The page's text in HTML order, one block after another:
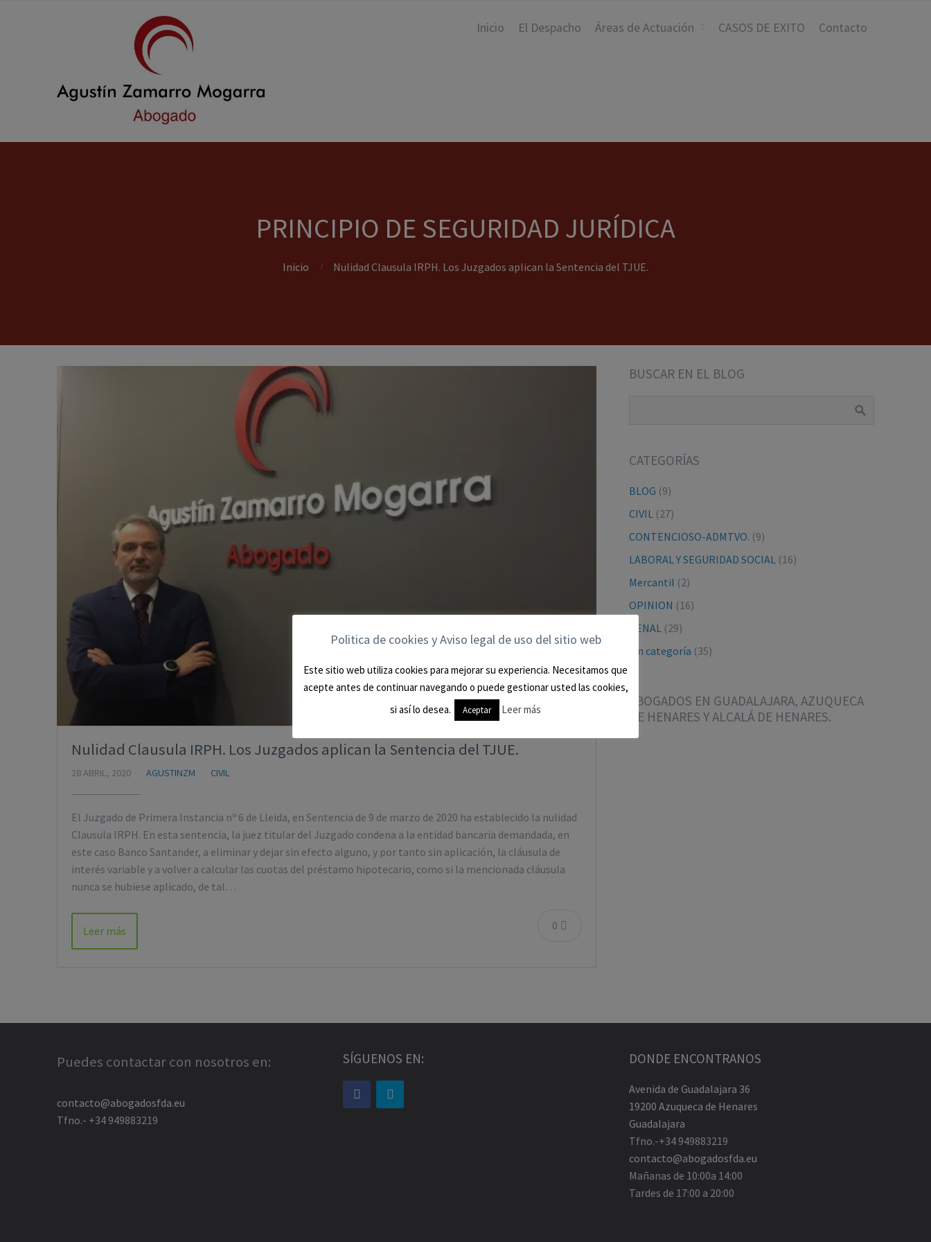
Inicio El Despacho Áreas de Actuación CASOS DE EXITO Contacto
PRINCIPIO DE SEGURIDAD JURÍDICA
Inicio Nulidad Clausula IRPH. Los Juzgados aplican la Sentencia del TJUE.
Nulidad Clausula IRPH. Los Juzgados aplican la Sentencia del TJUE.
28 ABRIL, 2020 AGUSTINZM CIVIL
El Juzgado de Primera Instancia nº 6 de Lleida, en Sentencia de 9 de marzo de 2020 ha establecido la nulidad
Clausula IRPH. En esta sentencia, la juez titular del Juzgado condena a la entidad bancaria demandada, en
este caso Banco Santander, a eliminar y dejar sin efecto alguno, y por tanto sin aplicación, la cláusula de
interés variable y a volver a calcular las cuotas del préstamo hipotecario, como si la mencionada cláusula
nunca se hubiese aplicado, de tal…
0
Leer más
BUSCAR EN EL BLOG
CATEGORÍAS
BLOG (9)
CIVIL(27)
CONTENCIOSO-ADMTVO. (9)
LABORAL Y SEGURIDAD SOCIAL(16)
Mercantil (2)
OPINION (16)
PENAL(29)
Sin categoría (35)
ABOGADOS EN GUADALAJARA, AZUQUECA
DE HENARES Y ALCALÁ DE HENARES.
Puedes contactar con nosotros en:
contacto@abogadosfda.eu
Tfno.- +34 949883219
SÍGUENOS EN: DONDE ENCONTRANOS
Avenida de Guadalajara 36
19200 Azuqueca de Henares
Guadalajara
Tfno.-+34 949883219
contacto@abogadosfda.eu
Mañanas de 10:00a 14:00
Tardes de 17:00 a 20:00
Politica de cookies y Aviso legal de uso del sitio web
Este sitio web utiliza cookies para mejorar su experiencia. Necesitamos que
acepte antes de continuar navegando o puede gestionar usted las cookies,
si así lo desea.
Aceptar Leer más